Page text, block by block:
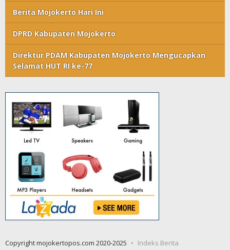
Berita Mojokerto Hari Ini
DPRD Kabupaten Mojokerto
Direktur PDAM Kabupaten Mojokerto Mengucapkan
Selamat HUT RI ke-77
Copyright mojokertopos.com 2020-2025 Indeks Berita